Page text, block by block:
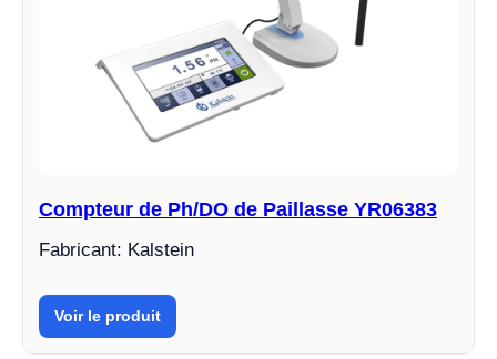
Compteur de Ph/DO de Paillasse YR06383
Fabricant: Kalstein
Voir le produit